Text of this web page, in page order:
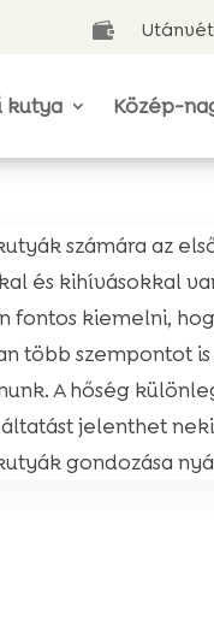

kutya Közép-
számára az
és kihívásokkal
fontos kiemelni,
több szempontot
A hőség
jelenthet
gondozása